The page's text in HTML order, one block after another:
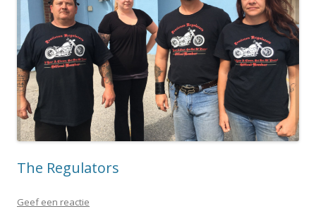
The Regulators
Geef een reactie